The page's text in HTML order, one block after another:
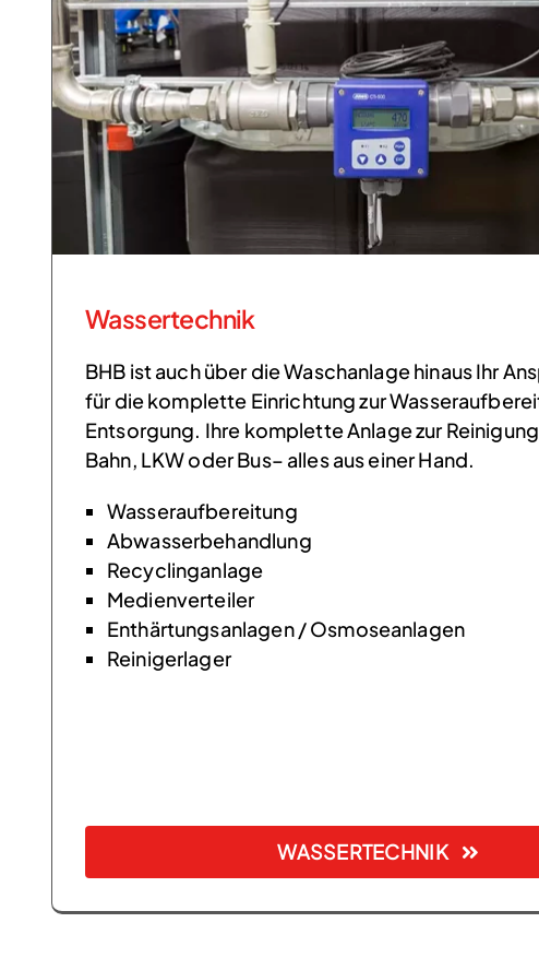
Wassertechnik
BHB ist auch über die Waschanlage hinaus Ihr
für die komplette Einrichtung zur
Entsorgung. Ihre komplette Anlage zur
Bahn, LKW oder Bus– alles aus einer Hand.
Wasseraufbereitung
Abwasserbehandlung
Recyclinganlage
Medienverteiler
Enthärtungsanlagen / Osmoseanlagen
Reinigerlager
WASSERTECHNIK